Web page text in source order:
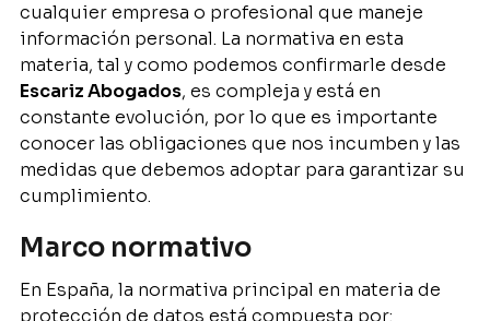
cualquier empresa o profesional que maneje
información personal. La normativa en esta
materia, tal y como podemos confirmarle desde
Escariz Abogados, es compleja y está en
constante evolución, por lo que es importante
conocer las obligaciones que nos incumben y las
medidas que debemos adoptar para garantizar su
cumplimiento.
Marco normativo
En España, la normativa principal en materia de